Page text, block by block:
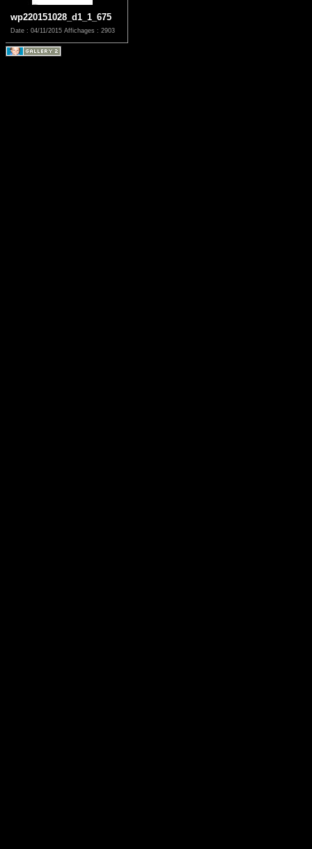
wp220151028_d1_1_675
Date : 04/11/2015 Affichages : 2903